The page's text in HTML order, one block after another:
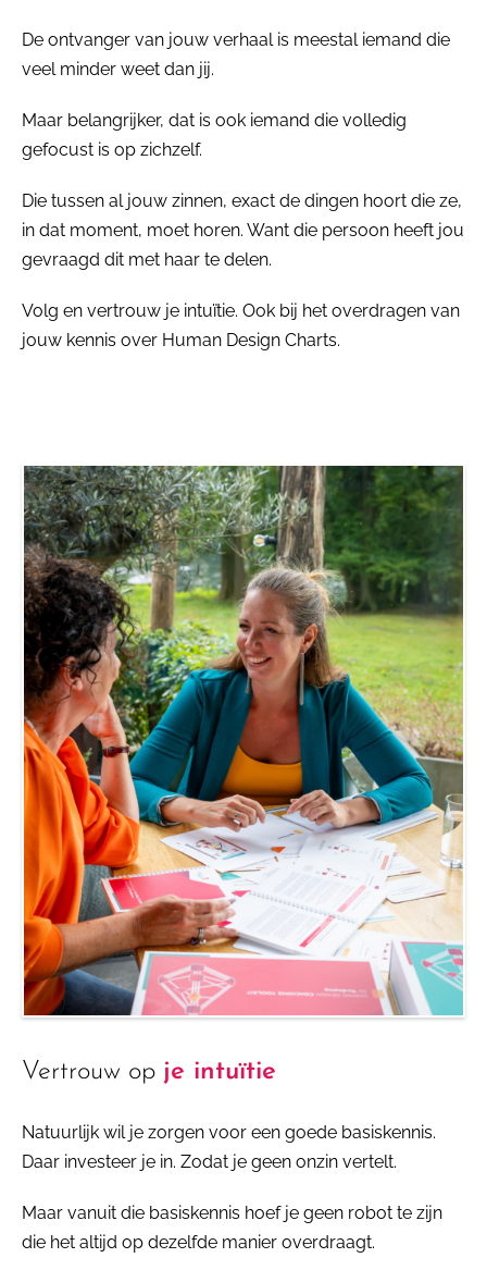
De ontvanger van jouw verhaal is meestal iemand die
veel minder weet dan jij.
Maar belangrijker, dat is ook iemand die volledig
gefocust is op zichzelf.
Die tussen al jouw zinnen, exact de dingen hoort die ze,
in dat moment, moet horen. Want die persoon heeft jou
gevraagd dit met haar te delen.
Volg en vertrouw je intuïtie. Ook bij het overdragen van
jouw kennis over Human Design Charts.
Vertrouw op je intuïtie
Natuurlijk wil je zorgen voor een goede basiskennis.
Daar investeer je in. Zodat je geen onzin vertelt.
Maar vanuit die basiskennis hoef je geen robot te zijn
die het altijd op dezelfde manier overdraagt.